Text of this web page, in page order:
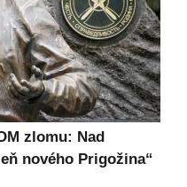
zlomu: Nad
nového Prigožina“